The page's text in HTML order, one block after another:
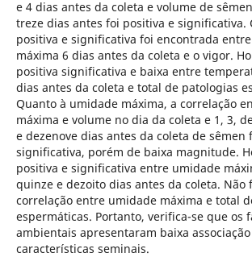
e 4 dias antes da coleta e volume de
treze dias antes foi positiva e significativa.
positiva e significativa foi encontrada
máxima 6 dias antes da coleta e o vigor.
positiva significativa e baixa entre
dias antes da coleta e total de patologias
Quanto à umidade máxima, a correlação
máxima e volume no dia da coleta e 1, 3,
e dezenove dias antes da coleta de sêmen
significativa, porém de baixa magnitude.
positiva e significativa entre umidade
quinze e dezoito dias antes da coleta. Não
correlação entre umidade máxima e total
espermáticas. Portanto, verifica-se que os
ambientais apresentaram baixa associação
características seminais.